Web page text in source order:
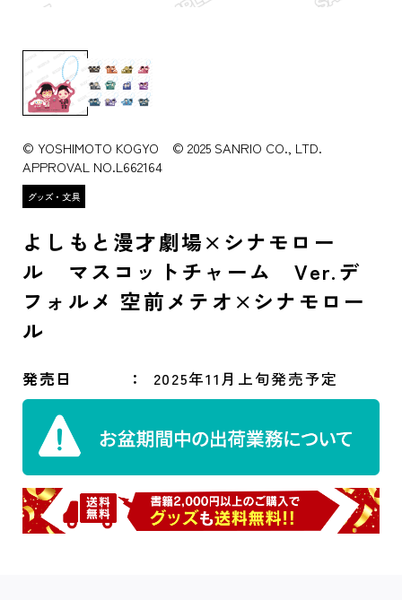
© YOSHIMOTO KOGYO © 2025 SANRIO CO., LTD.
APPROVAL NO.L662164
よしもと漫才劇場×シナモロー
ル マスコットチャーム Ver.デ
フォルメ 空前メテオ×シナモロー
ル
発売日 2025年11月上旬発売予定